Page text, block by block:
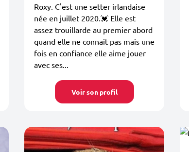
Roxy. C'est une setter irlandaise
née en juillet 2020.💓 Elle est
assez trouillarde au premier abord
quand elle ne connait pas mais une
fois en confiance elle aime jouer
avec ses...
Voir son profil